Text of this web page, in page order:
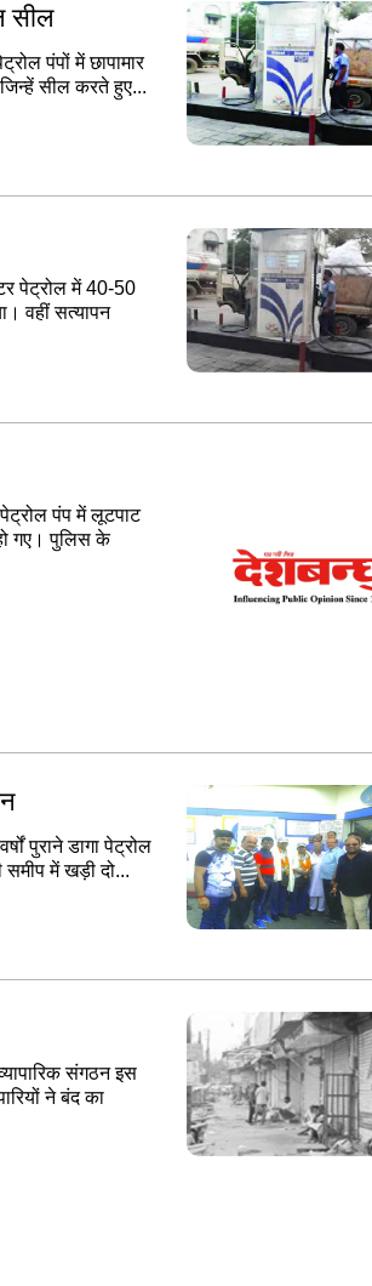
सील
पंपों में छापामार
सील करते हुए...
पेट्रोल में 40-50
वहीं सत्यापन
पंप में लूटपाट
गए। पुलिस के
पुराने डागा पेट्रोल
समीप में खड़ी दो...
संगठन इस
ने बंद का